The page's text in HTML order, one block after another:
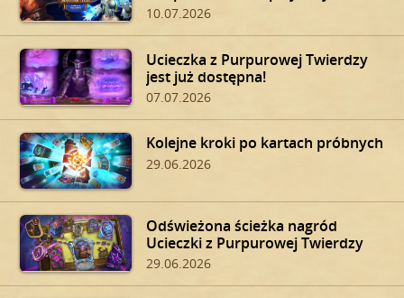
10.07.2026
Ucieczka z Purpurowej Twierdzy
jest już dostępna!
07.07.2026
Kolejne kroki po kartach próbnych
29.06.2026
Odświeżona ścieżka nagród
Ucieczki z Purpurowej Twierdzy
29.06.2026